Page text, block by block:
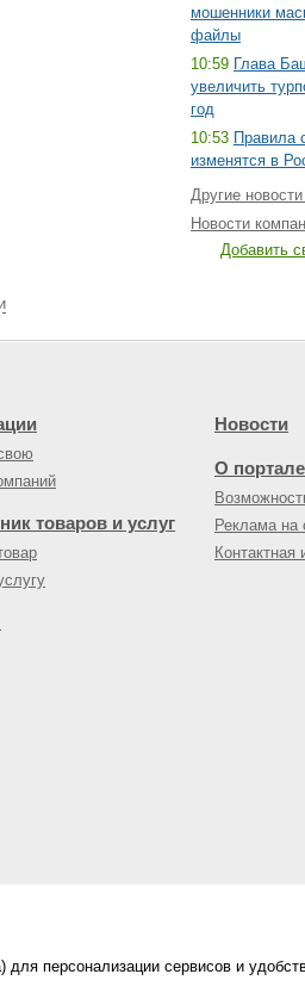
персонализации сервисов и
мошенники
файлы
10:59 Глава
увеличить
год
10:53 Правила
изменятся в
Другие
Новости
Добавить
товаров и услуг
Новости
О портале
Реклама на